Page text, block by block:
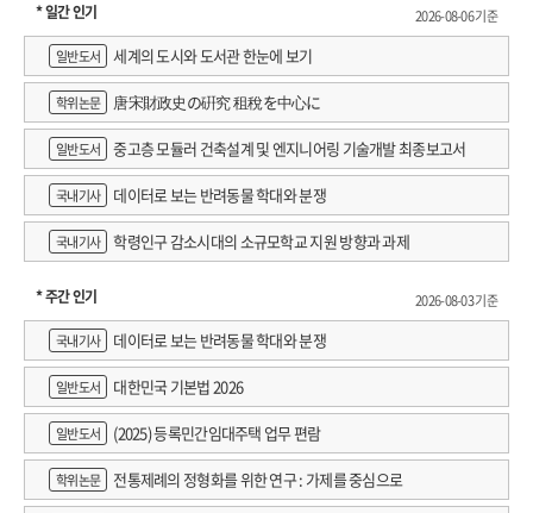
* 일간 인기
2026-08-06 기준
일반도서
세계의 도시와 도서관 한눈에 보기
학위논문 唐宋財政史の硏究 租稅を中心に
일반도서 중고층 모듈러 건축설계 및 엔지니어링 기술개발 최종보고서
국내기사 데이터로 보는 반려동물 학대와 분쟁
국내기사 학령인구 감소시대의 소규모학교 지원 방향과 과제
* 주간 인기
2026-08-03 기준
국내기사
데이터로 보는 반려동물 학대와 분쟁
일반도서 대한민국 기본법 2026
일반도서 (2025) 등록민간임대주택 업무 편람
학위논문 전통제례의 정형화를 위한 연구 : 가제를 중심으로